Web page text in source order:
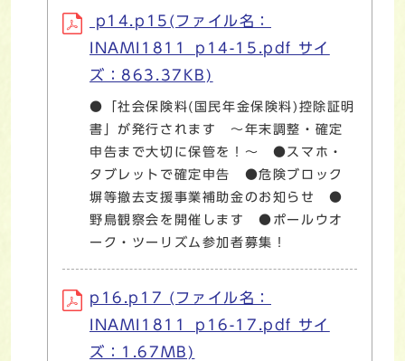
p14.p15(ファイル名：
INAMI1811_p14-15.pdf サイ
ズ：863.37KB)
●「社会保険料(国民年金保険料)控除証明
書」が発行されます ～年末調整・確定
申告まで大切に保管を！～ ●スマホ・
タブレットで確定申告 ●危険ブロック
塀等撤去支援事業補助金のお知らせ ●
野鳥観察会を開催します ●ポールウオ
ーク・ツーリズム参加者募集！
p16.p17 (ファイル名：
INAMI1811_p16-17.pdf サイ
ズ：1.67MB)